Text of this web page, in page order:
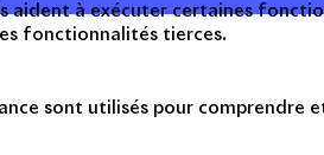
aident à exécuter certaines
fonctionnalités tierces.
sont utilisés pour comprendre